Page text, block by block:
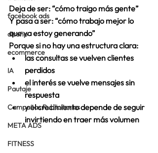
facebook ads
diseño
ecommerce
IA
Pautaje
Campañas Publicitarias
META ADS
FITNESS
Deja de ser: “cómo traigo más gente”
Y pasa a ser: “cómo trabajo mejor lo
que ya estoy generando”
Porque si no hay una estructura clara:
las consultas se vuelven clientes
perdidos
el interés se vuelve mensajes sin
respuesta
y el crecimiento depende de seguir
invirtiendo en traer más volumen